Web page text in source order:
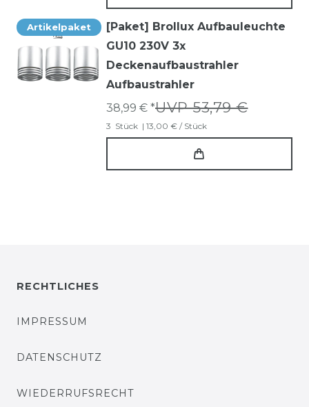
Artikelpaket
[Paket] Brollux Aufbauleuchte
GU10 230V 3x
Deckenaufbaustrahler
Aufbaustrahler
UVP 53,79 €
38,99 € *
3 Stück | 13,00 € / Stück
RECHTLICHES
IMPRESSUM
DATENSCHUTZ
WIEDERRUFSRECHT